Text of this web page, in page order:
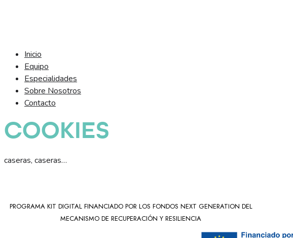
Inicio
Equipo
Especialidades
Sobre Nosotros
Contacto
COOKIES
caseras, caseras…
PROGRAMA KIT DIGITAL FINANCIADO POR LOS FONDOS NEXT GENERATION DEL
MECANISMO DE RECUPERACIÓN Y RESILIENCIA